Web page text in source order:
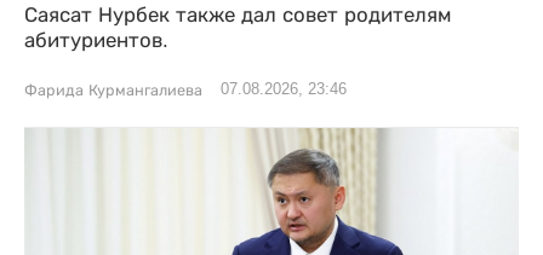
Саясат Нурбек также дал совет родителям
абитуриентов.
Фарида Курмангалиева 07.08.2026, 23:46